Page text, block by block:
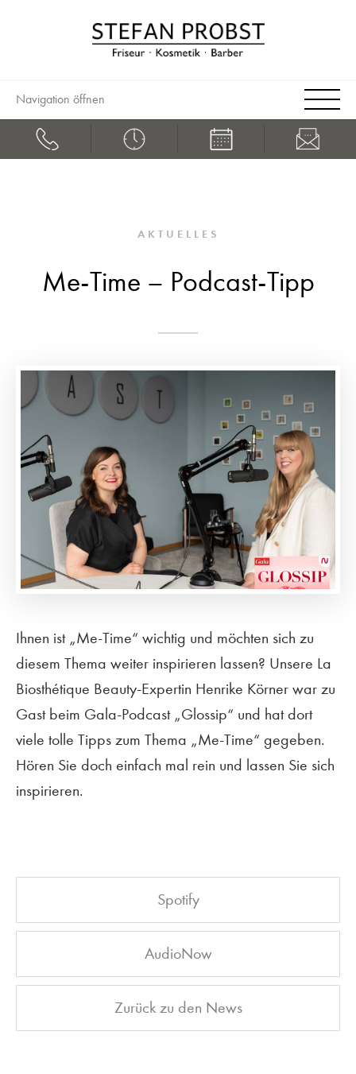
Navigation öffnen
AKTUELLES
Me-Time – Podcast-Tipp
Ihnen ist „Me-Time“ wichtig und möchten sich zu
diesem Thema weiter inspirieren lassen? Unsere La
Biosthétique Beauty-Expertin Henrike Körner war zu
Gast beim Gala-Podcast „Glossip“ und hat dort
viele tolle Tipps zum Thema „Me-Time“ gegeben.
Hören Sie doch einfach mal rein und lassen Sie sich
inspirieren.
Spotify
AudioNow
Zurück zu den News